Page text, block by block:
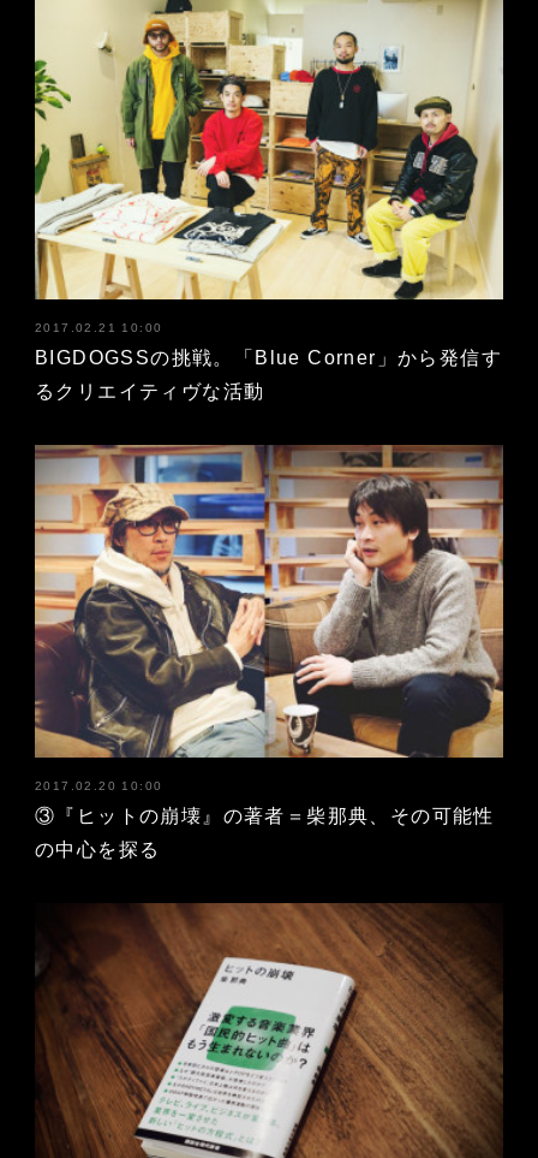
2017.02.21 10:00
BIGDOGSSの挑戦。「Blue Corner」から発信す
るクリエイティヴな活動
2017.02.20 10:00
③『ヒットの崩壊』の著者＝柴那典、その可能性
の中心を探る